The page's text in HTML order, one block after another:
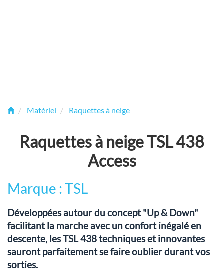
Matériel Raquettes à neige
Raquettes à neige TSL 438
Access
Marque : TSL
Développées autour du concept "Up & Down"
facilitant la marche avec un confort inégalé en
descente, les TSL 438 techniques et innovantes
sauront parfaitement se faire oublier durant vos
sorties.